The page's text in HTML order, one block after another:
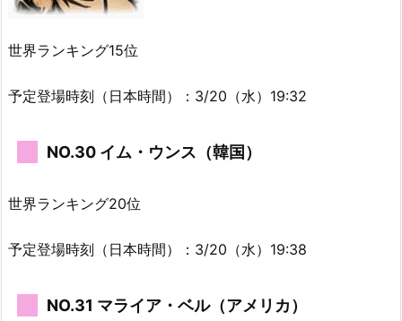
世界ランキング15位
予定登場時刻（日本時間）：3/20（水）19:32
NO.30 イム・ウンス（韓国）
世界ランキング20位
予定登場時刻（日本時間）：3/20（水）19:38
NO.31 マライア・ベル（アメリカ）